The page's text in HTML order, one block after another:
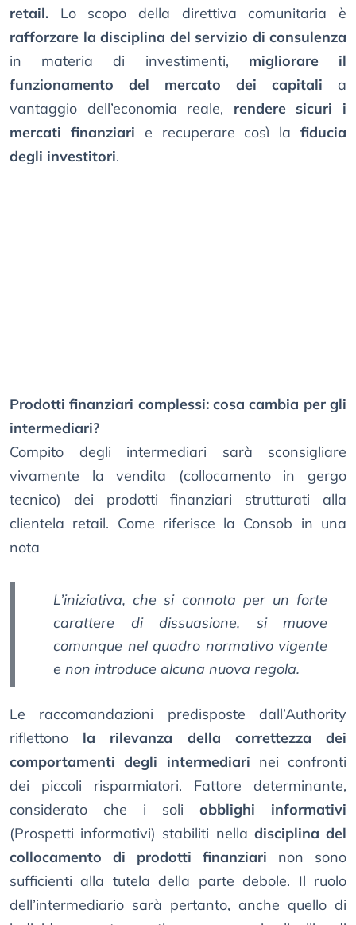
retail. Lo scopo della direttiva comunitaria è
rafforzare la disciplina del servizio di consulenza
in materia di investimenti, migliorare il
funzionamento del mercato dei capitali a
vantaggio dell’economia reale, rendere sicuri i
mercati finanziari e recuperare così lafiducia
degli investitori.
Prodotti finanziari complessi: cosa cambia per gli
intermediari?
Compito degli intermediari sarà sconsigliare
vivamente la vendita (collocamento in gergo
tecnico) dei prodotti finanziari strutturati alla
clientela retail. Come riferisce la Consob in una
nota
L’iniziativa, che si connota per un forte
carattere di dissuasione, si muove
comunque nel quadro normativo vigente
e non introduce alcuna nuova regola.
Le raccomandazioni predisposte dall’Authority
riflettono la rilevanza della correttezza dei
comportamenti degli intermediari nei confronti
dei piccoli risparmiatori. Fattore determinante,
considerato che i soli obblighi informativi
(Prospetti informativi) stabiliti nella disciplina del
collocamento di prodotti finanziari non sono
sufficienti alla tutela della parte debole. Il ruolo
dell’intermediario sarà pertanto, anche quello di